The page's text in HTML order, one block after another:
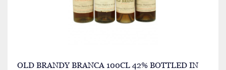
OLD BRANDY BRANCA 100CL 42% BOTTLED IN